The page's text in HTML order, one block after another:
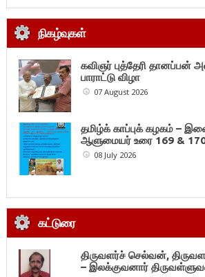
நிகழ்வுகள்
கவிஞர் புத்தேரி தானப்பன்
பாராட்டு விழா
07 August 2026
தமிழ்க் காப்புக் கழகம் –
ஆளுமையர் உரை 169 &
08 July 2026
கட்டுரை
திருவளர்ச் செல்வன்,
– இலக்குவனார்